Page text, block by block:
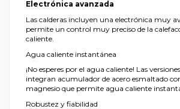
Electrónica avanzada
Las calderas incluyen una electrónica muy
permite un control muy preciso de la
caliente.
Agua caliente instantánea
¡No esperes por el agua caliente! Las
integran acumulador de acero esmaltado
magnesio que permite agua caliente
Robustez y fiabilidad